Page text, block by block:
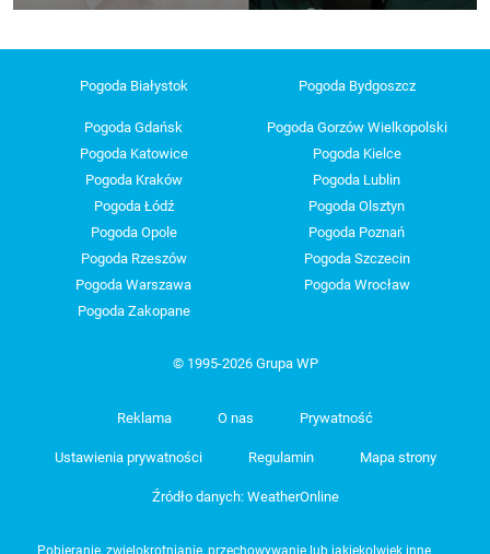
Pogoda Białystok Pogoda Bydgoszcz
Pogoda Gdańsk
Pogoda Gorzów Wielkopolski
Pogoda Katowice
Pogoda Kielce
Pogoda Kraków
Pogoda Lublin
Pogoda Łódź
Pogoda Olsztyn
Pogoda Opole
Pogoda Poznań
Pogoda Rzeszów
Pogoda Szczecin
Pogoda Warszawa
Pogoda Wrocław
Pogoda Zakopane
© 1995-2026 Grupa WP
Reklama O nas Prywatność
Ustawienia prywatności Regulamin Mapa strony
Źródło danych: WeatherOnline
Pobieranie, zwielokrotnianie, przechowywanie lub jakiekolwiek inne